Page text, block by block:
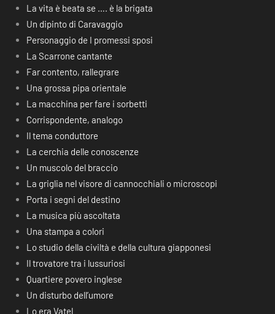
La vita è beata se …. è la brigata
Un dipinto di Caravaggio
Personaggio de I promessi sposi
La Scarrone cantante
Far contento, rallegrare
Una grossa pipa orientale
La macchina per fare i sorbetti
Corrispondente, analogo
Il tema conduttore
La cerchia delle conoscenze
Un muscolo del braccio
La griglia nel visore di cannocchiali o microscopi
Porta i segni del destino
La musica più ascoltata
Una stampa a colori
Lo studio della civiltà e della cultura giapponesi
Il trovatore tra i lussuriosi
Quartiere povero inglese
Un disturbo dell’umore
Lo era Vatel